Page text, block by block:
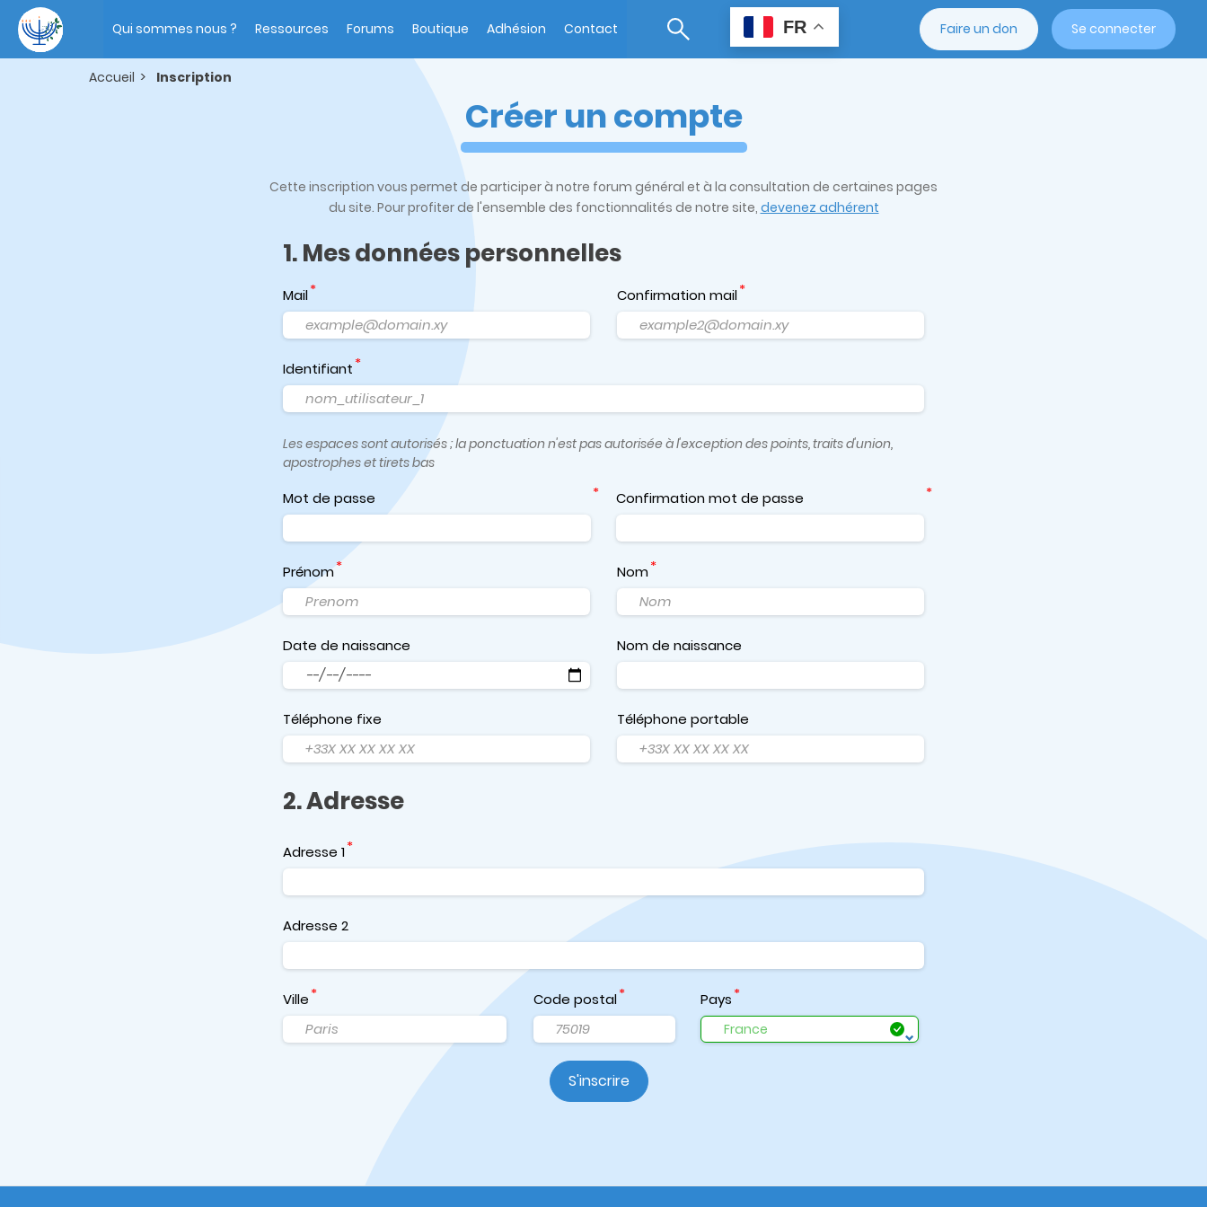
contenu
principal
navigation
Qui sommes nous ? Ressources Forums Boutique Adhésion Contact FR Faire un don Se connecter
Accueil Inscription
Créer un compte
Cette inscription vous permet de participer à notre forum général et à la consultation de certaines pages
du site. Pour profiter de l'ensemble des fonctionnalités de notre site, devenez adhérent
1. Mes données personnelles
Mail Confirmation mail
Identifiant
Les espaces sont autorisés ; la ponctuation n'est pas autorisée à l'exception des points, traits d'union,
apostrophes et tirets bas
Mot de passe Confirmation mot de passe
Prénom Nom
Date de naissance
Date
Nom de naissance
Téléphone fixe Téléphone portable
2. Adresse
Ville Code postal
Adresse 1
Adresse 2
Pays
S'inscrire